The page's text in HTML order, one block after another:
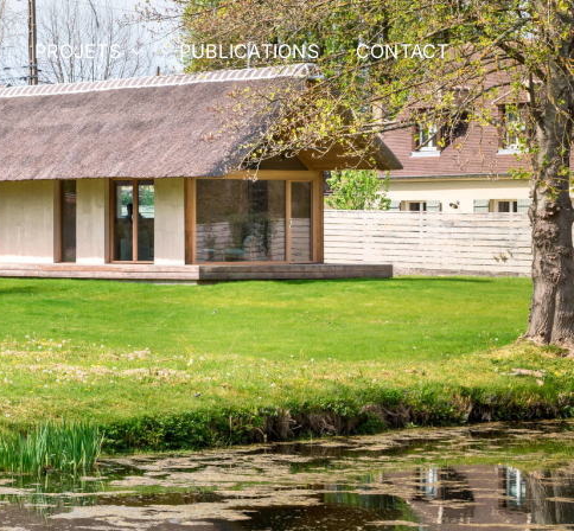
PROJETS PUBLICATIONS CONTACT